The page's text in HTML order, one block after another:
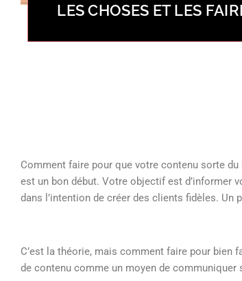
LES CHOSES ET LES
Comment faire pour que votre contenu sorte
est un bon début. Votre objectif est d’informer
dans l’intention de créer des clients fidèles.
C’est la théorie, mais comment faire pour bien
de contenu comme un moyen de